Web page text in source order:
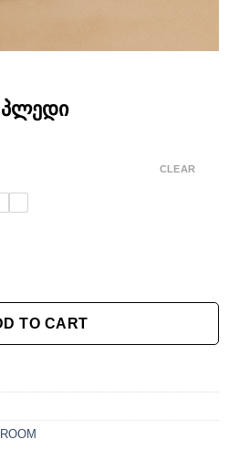
პლედი
CLEAR
TO CART